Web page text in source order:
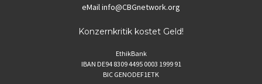
eMailinfo@CBGnetwork.org
Konzernkritik kostet Geld!
EthikBank
IBAN DE94 8309 4495 0003 1999 91
BIC GENODEF1ETK